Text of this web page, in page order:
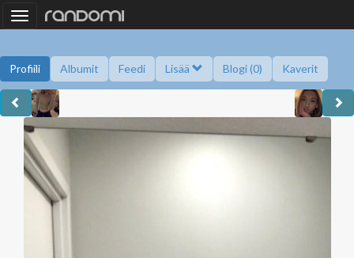
Toggle
navigation
Profiili Albumit Feedi Lisää Blogi (0) Kaverit
Kysy minulta Saavutukset